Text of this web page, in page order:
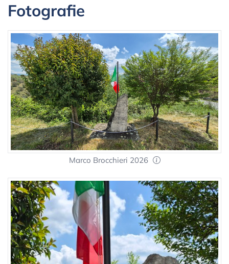
Fotografie
Marco Brocchieri 2026